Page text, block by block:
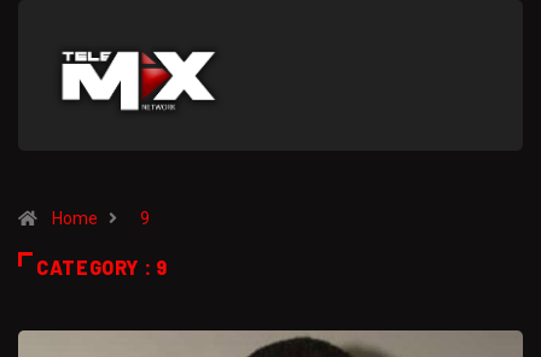
Home 9
CATEGORY : 9